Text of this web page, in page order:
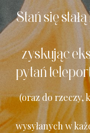
Stań się
zyskując
pytań
(oraz do rzeczy,
wysyłanych w